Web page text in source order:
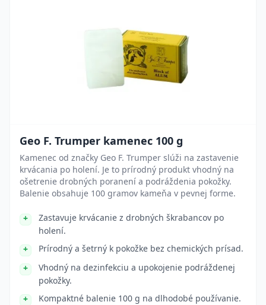
Geo F. Trumper kamenec 100 g
Kamenec od značky Geo F. Trumper slúži na zastavenie
krvácania po holení. Je to prírodný produkt vhodný na
ošetrenie drobných poranení a podráždenia pokožky.
Balenie obsahuje 100 gramov kameňa v pevnej forme.
Zastavuje krvácanie z drobných škrabancov po
holení.
Prírodný a šetrný k pokožke bez chemických prísad.
Vhodný na dezinfekciu a upokojenie podráždenej
pokožky.
Kompaktné balenie 100 g na dlhodobé používanie.